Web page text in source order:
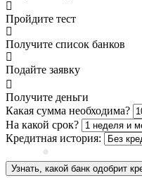
Пройдите тест
Получите список банков
Подайте заявку
Получите деньги
Какая сумма необходима?
На какой срок?
Кредитная история:
Узнать, какой банк одобрит